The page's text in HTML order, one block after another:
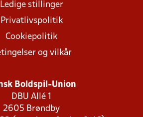
Ledige stillinger
Privatlivspolitik
Cookiepolitik
og vilkår
Boldspil-Union
DBU Allé 1
2605 Brøndby